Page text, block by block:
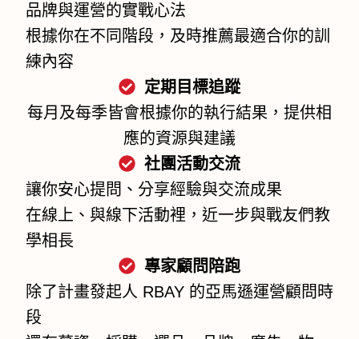
品牌與運營的實戰心法
根據你在不同階段，及時推薦最適合你的訓
練內容
定期目標追蹤
每月及每季皆會根據你的執行結果，提供相
應的資源與建議
社團活動交流
讓你安心提問、分享經驗與交流成果
在線上、與線下活動裡，近一步與戰友們教
學相長
專家顧問陪跑
除了計畫發起人 RBAY 的亞馬遜運營顧問時
段